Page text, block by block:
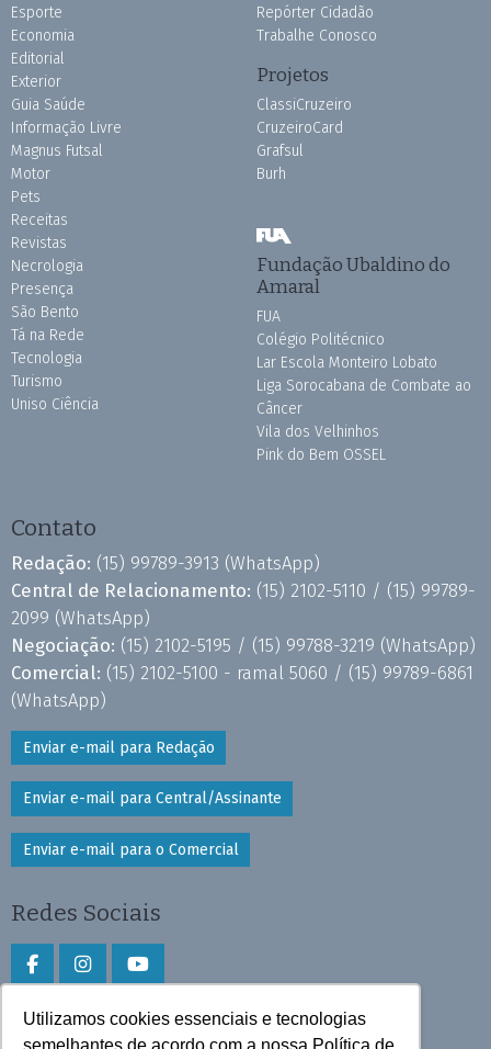
Utilizamos cookies essenciais e tecnologias
semelhantes de acordo com a nossa Política de
Esporte
Economia
Editorial
Exterior
Guia Saúde
Informação Livre
Magnus Futsal
Motor
Pets
Receitas
Revistas
Necrologia
Presença
São Bento
Tá na Rede
Tecnologia
Turismo
Uniso Ciência
Repórter Cidadão
Trabalhe Conosco
Projetos
ClassiCruzeiro
CruzeiroCard
Grafsul
Burh
Fundação Ubaldino do
Amaral
FUA
Colégio Politécnico
Lar Escola Monteiro Lobato
Liga Sorocabana de Combate ao
Câncer
Vila dos Velhinhos
Pink do Bem OSSEL
Contato
Redação: (15) 99789-3913 (WhatsApp)
Central de Relacionamento: (15) 2102-5110 / (15) 99789-
2099 (WhatsApp)
Negociação: (15) 2102-5195 / (15) 99788-3219 (WhatsApp)
Comercial: (15) 2102-5100 - ramal 5060 / (15) 99789-6861
(WhatsApp)
Enviar e-mail para Redação
Enviar e-mail para Central/Assinante
Enviar e-mail para o Comercial
Redes Sociais
Faça download do aplicativo